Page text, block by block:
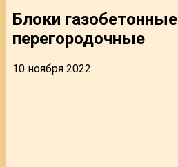
Блоки газобетонные
перегородочные
10 ноября 2022